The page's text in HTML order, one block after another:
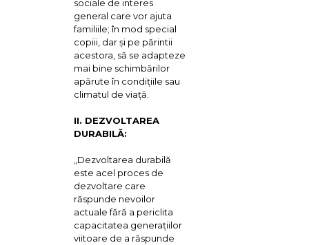
sociale de interes
general care vor ajuta
familiile; în mod special
copiii, dar şi pe părintii
acestora, să se adapteze
mai bine schimbărilor
apărute în condiţiile sau
climatul de viaţă.
II. DEZVOLTAREA
DURABILĂ:
„Dezvoltarea durabilă
este acel proces de
dezvoltare care
răspunde nevoilor
actuale fără a periclita
capacitatea generațiilor
viitoare de a răspunde